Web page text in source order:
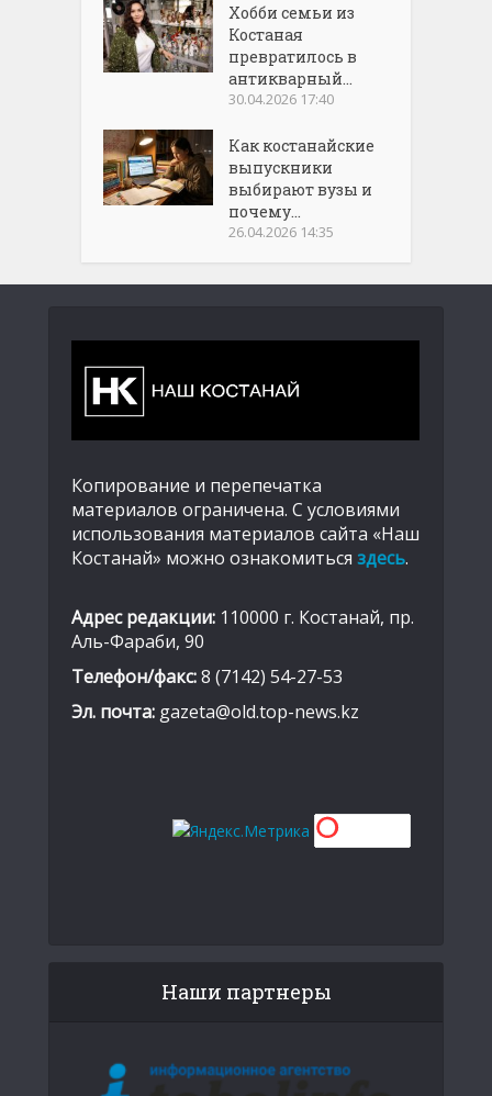
Хобби семьи из
Костаная
превратилось в
антикварный...
30.04.2026 17:40
Как костанайские
выпускники
выбирают вузы и
почему...
26.04.2026 14:35
Копирование и перепечатка
материалов ограничена. С условиями
использования материалов сайта «Наш
Костанай» можно ознакомиться здесь.
Адрес редакции: 110000 г. Костанай, пр.
Аль-Фараби, 90
Телефон/факс:8 (7142) 54-27-53
Эл. почта: gazeta@old.top-news.kz
Наши партнеры